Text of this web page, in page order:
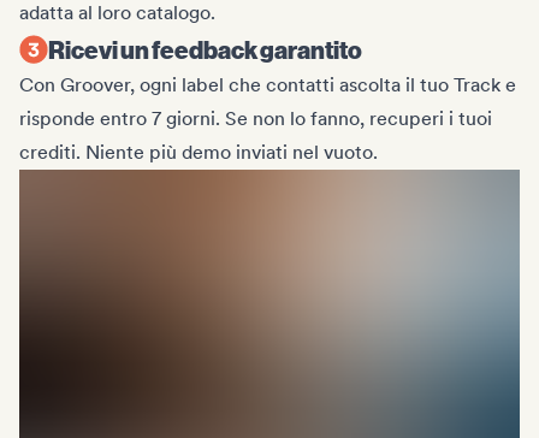
adatta al loro catalogo.
Ricevi un feedback garantito
Con Groover, ogni label che contatti ascolta il tuo Track e
risponde entro 7 giorni. Se non lo fanno, recuperi i tuoi
crediti. Niente più demo inviati nel vuoto.